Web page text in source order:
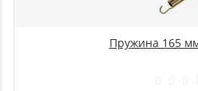
Пружина 165